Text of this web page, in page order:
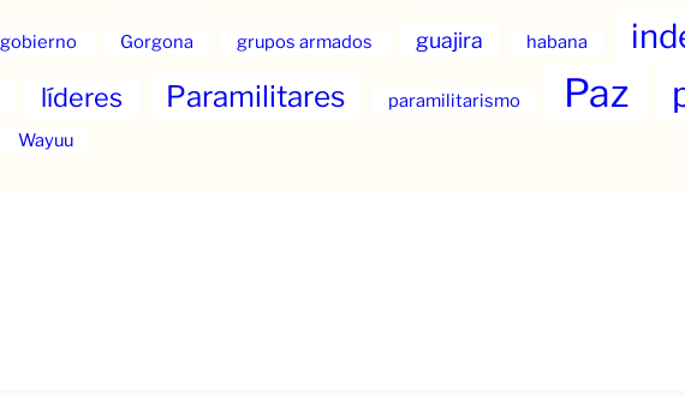
gobierno Gorgona grupos armados guajira habana
líderes Paramilitares paramilitarismo Paz
Wayuu